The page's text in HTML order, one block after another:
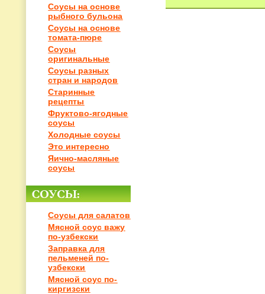
Соусы на основе
рыбного бульона
Соусы на основе
томата-пюре
Соусы
оригинальные
Соусы разных
стран и народов
Старинные
рецепты
Фруктово-ягодные
соусы
Холодные соусы
Это интересно
Яично-масляные
соусы
Соусы для салатов
Мясной соус важу
по-узбекски
Заправка для
пельменей по-
узбекски
Мясной соус по-
киргизски